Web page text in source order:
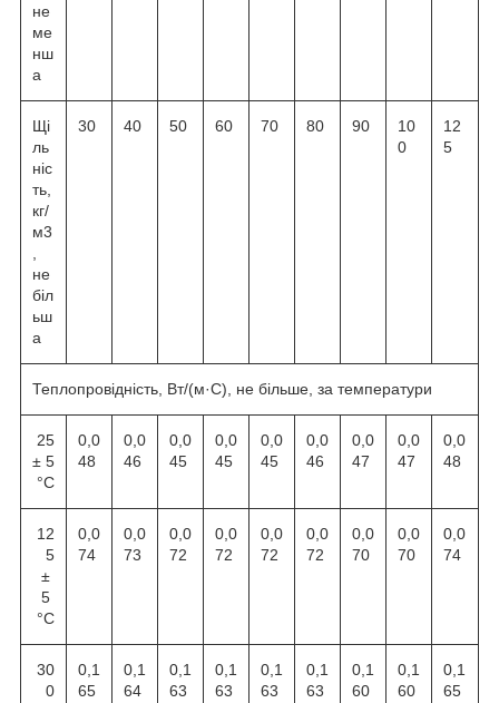
не
ме
нш
а
Щі
ль
ніс
ть,
кг/
м3
не
біл
ьш
а
30 40 50 60 70 80 90
10
0
12
5
Теплопровідність, Вт/(м·С), не більше, за температури
25
± 5
°С
0,0
48
0,0
46
0,0
45
0,0
45
0,0
45
0,0
46
0,0
47
0,0
47
0,0
48
12
5
±
5
°С
0,0
74
0,0
73
0,0
72
0,0
72
0,0
72
0,0
72
0,0
70
0,0
70
0,0
74
30
0
0,1
65
0,1
64
0,1
63
0,1
63
0,1
63
0,1
63
0,1
60
0,1
60
0,1
65